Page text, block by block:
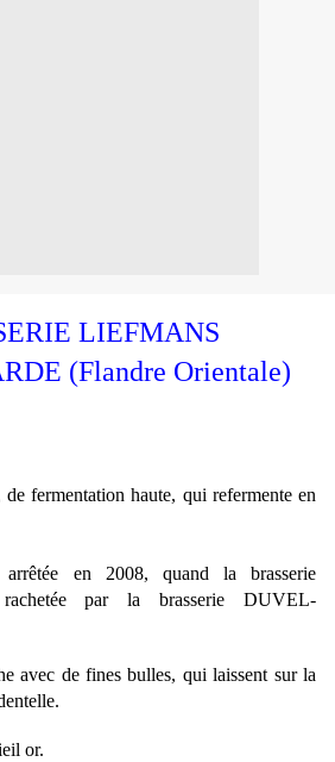
LIEFMANS
(Flandre Orientale)
fermentation haute, qui refermente en
en 2008, quand la brasserie
par la brasserie DUVEL-
avec de fines bulles, qui laissent sur la
or.